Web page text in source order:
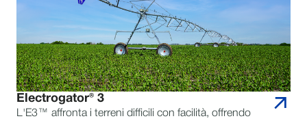
Electrogator® 3
L'E3™ affronta i terreni difficili con facilità, offrendo